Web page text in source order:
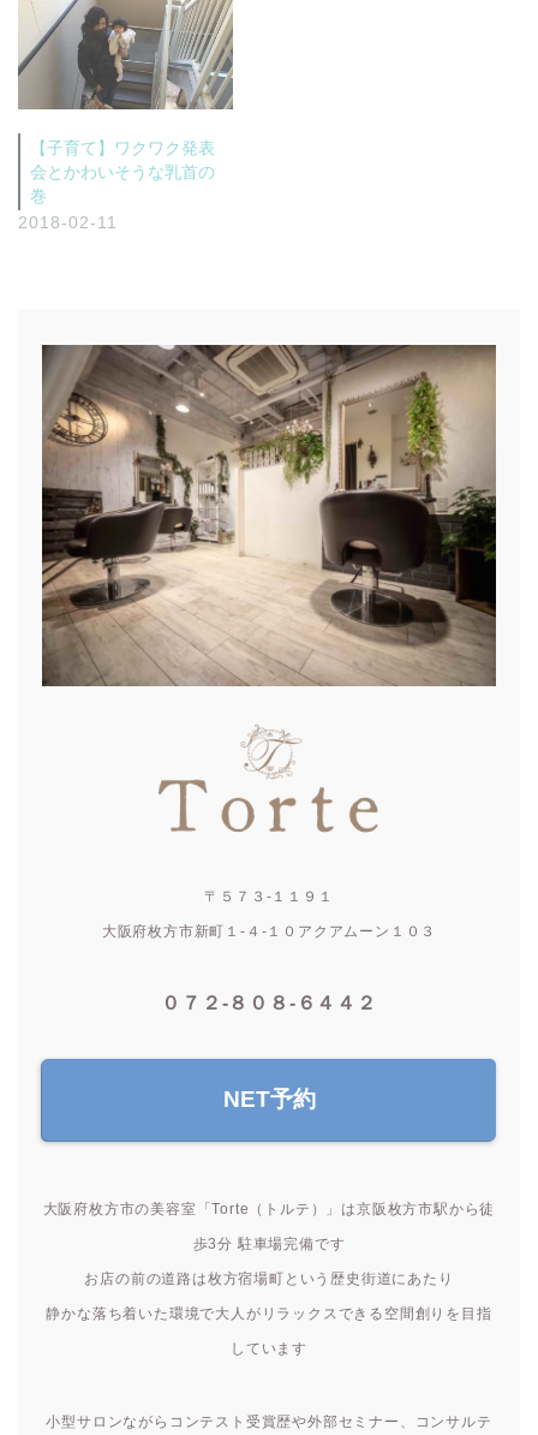
【子育て】ワクワク発表
会とかわいそうな乳首の
巻
2018-02-11
〒５７３-１１９１
大阪府枚方市新町１-４-１０アクアムーン１０３
０７２-８０８-６４４２
NET予約
大阪府枚方市の美容室「Torte（トルテ）」は京阪枚方市駅から徒
歩3分 駐車場完備です
お店の前の道路は枚方宿場町という歴史街道にあたり
静かな落ち着いた環境で大人がリラックスできる空間創りを目指
しています
小型サロンながらコンテスト受賞歴や外部セミナー、コンサルテ